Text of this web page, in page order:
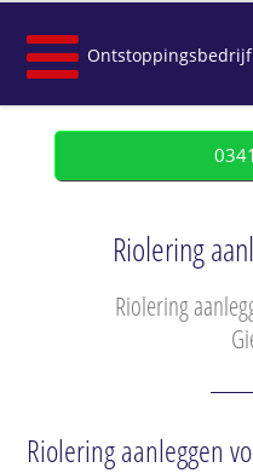
Riolering
Riolering
Riolering aanleggen